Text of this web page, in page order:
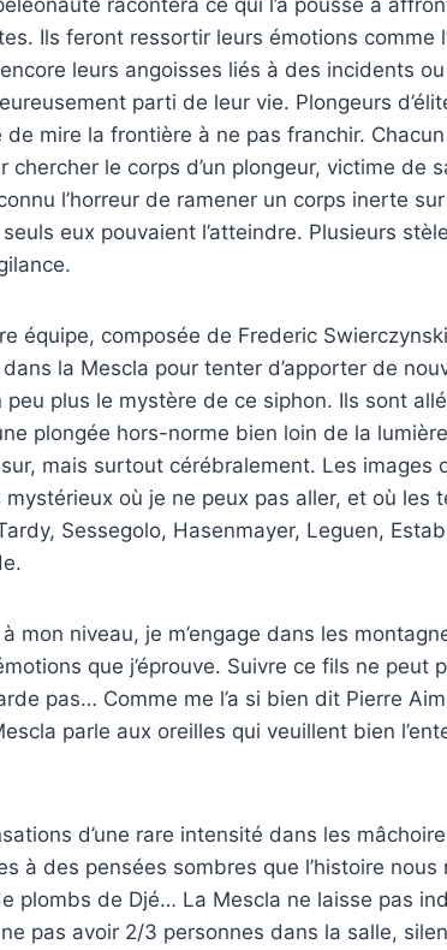
Ils feront ressortir leurs émotions comme
leurs angoisses liés à des incidents
parti de leur vie. Plongeurs
mire la frontière à ne pas franchir.
chercher le corps d’un plongeur, victime de
l’horreur de ramener un corps inerte
seuls eux pouvaient l’atteindre. Plusieurs
équipe, composée de Frederic
dans la Mescla pour tenter d’apporter de
peu plus le mystère de ce siphon. Ils sont
plongée hors-norme bien loin de la
mais surtout cérébralement. Les images
où je ne peux pas aller, et où les
Sessegolo, Hasenmayer, Leguen,
mon niveau, je m’engage dans les
que j’éprouve. Suivre ce fils ne peut
pas… Comme me l’a si bien dit Pierre
parle aux oreilles qui veuillent bien
d’une rare intensité dans les
à des pensées sombres que l’histoire
plombs de Djé… La Mescla ne laisse pas
pas avoir 2/3 personnes dans la salle,